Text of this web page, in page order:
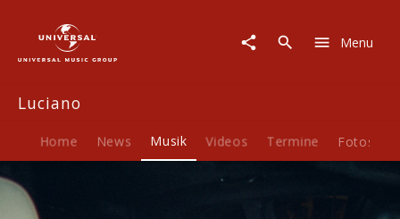
Menu
Luciano
Home News Musik Videos Termine Fotos